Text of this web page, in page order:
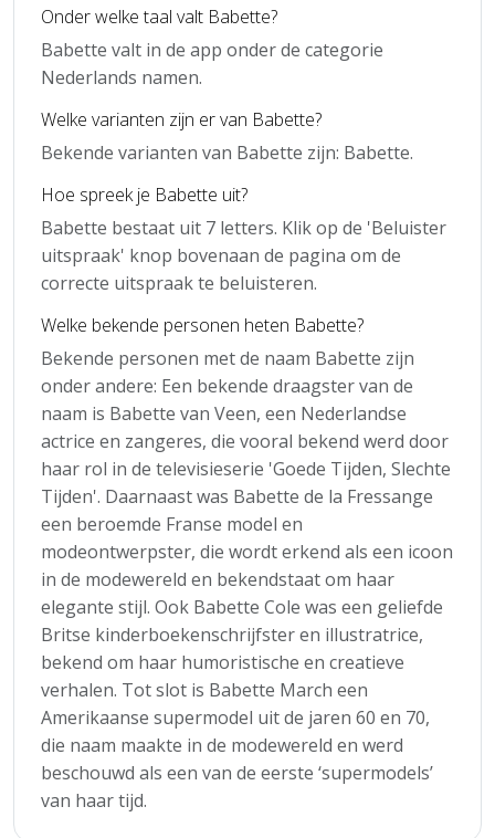
Onder welke taal valt Babette?
Babette valt in de app onder de categorie
Nederlands namen.
Welke varianten zijn er van Babette?
Bekende varianten van Babette zijn: Babette.
Hoe spreek je Babette uit?
Babette bestaat uit 7 letters. Klik op de 'Beluister
uitspraak' knop bovenaan de pagina om de
correcte uitspraak te beluisteren.
Welke bekende personen heten Babette?
Bekende personen met de naam Babette zijn
onder andere: Een bekende draagster van de
naam is Babette van Veen, een Nederlandse
actrice en zangeres, die vooral bekend werd door
haar rol in de televisieserie 'Goede Tijden, Slechte
Tijden'. Daarnaast was Babette de la Fressange
een beroemde Franse model en
modeontwerpster, die wordt erkend als een icoon
in de modewereld en bekendstaat om haar
elegante stijl. Ook Babette Cole was een geliefde
Britse kinderboekenschrijfster en illustratrice,
bekend om haar humoristische en creatieve
verhalen. Tot slot is Babette March een
Amerikaanse supermodel uit de jaren 60 en 70,
die naam maakte in de modewereld en werd
beschouwd als een van de eerste ‘supermodels’
van haar tijd.